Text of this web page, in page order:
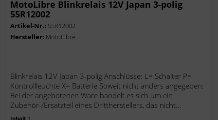
MotoLibre Blinkrelais 12V Japan 3-polig
55R12002
Artikel-Nr.: 55R12002
Hersteller: MotoLibre
Blinkrelais 12V Japan 3-polig Anschlüsse: L= Schalter P=
Kontrollleuchte X= Batterie Soweit nicht anders angegeben:
Bei der angebotenen Ware handelt es sich um ein
Zubehör-/Ersatzteil eines Drittherstellers, das nicht...
Inhalt 1